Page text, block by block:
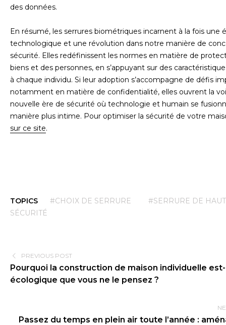
des données.
En résumé, les serrures biométriques incarnent à la fois une
technologique et une révolution dans notre manière de
sécurité. Elles redéfinissent les normes en matière de
biens et des personnes, en s’appuyant sur des
à chaque individu. Si leur adoption s’accompagne de défis
notamment en matière de confidentialité, elles ouvrent la
nouvelle ère de sécurité où technologie et humain se
manière plus intime. Pour optimiser la sécurité de votre
sur ce site.
TOPICS #CHOIX DE SERRURE
#SERRURE DE
SÉCURITÉ
PREVIOUS POST
Pourquoi la construction de maison individuelle
écologique que vous ne le pensez ?
Passez du temps en plein air toute l’année :